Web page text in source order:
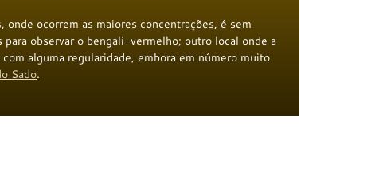
, onde ocorrem as maiores concentrações, é sem
observar o bengali-vermelho; outro local onde a
alguma regularidade, embora em número muito
Sado.